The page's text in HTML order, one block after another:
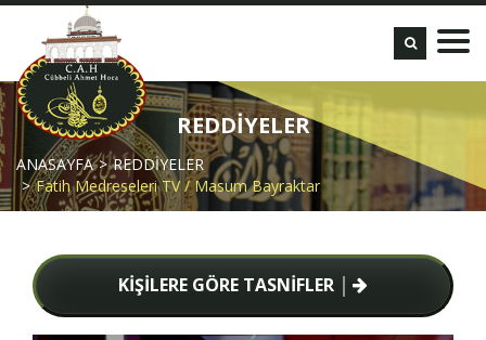
REDDİYELER
ANASAYFA
REDDİYELER
Fatih Medreseleri TV / Masum Bayraktar
KİŞİLERE GÖRE TASNİFLER